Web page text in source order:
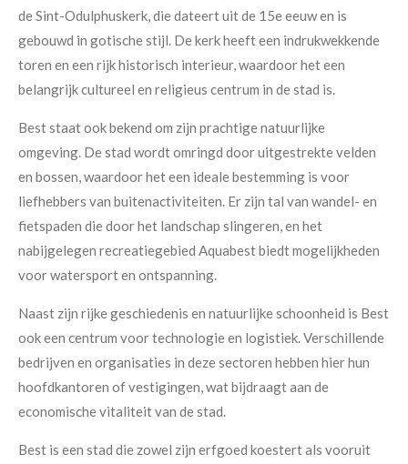
de Sint-Odulphuskerk, die dateert uit de 15e eeuw en is
gebouwd in gotische stijl. De kerk heeft een indrukwekkende
toren en een rijk historisch interieur, waardoor het een
belangrijk cultureel en religieus centrum in de stad is.
Best staat ook bekend om zijn prachtige natuurlijke
omgeving. De stad wordt omringd door uitgestrekte velden
en bossen, waardoor het een ideale bestemming is voor
liefhebbers van buitenactiviteiten. Er zijn tal van wandel- en
fietspaden die door het landschap slingeren, en het
nabijgelegen recreatiegebied Aquabest biedt mogelijkheden
voor watersport en ontspanning.
Naast zijn rijke geschiedenis en natuurlijke schoonheid is Best
ook een centrum voor technologie en logistiek. Verschillende
bedrijven en organisaties in deze sectoren hebben hier hun
hoofdkantoren of vestigingen, wat bijdraagt aan de
economische vitaliteit van de stad.
Best is een stad die zowel zijn erfgoed koestert als vooruit